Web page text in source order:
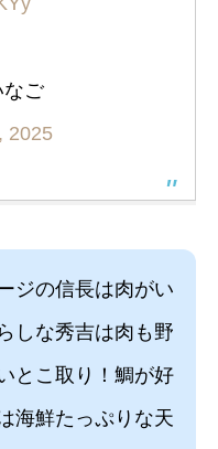
ご
2025
ジの信長は肉がい
しな秀吉は肉も野
とこ取り！鯛が好
海鮮たっぷりな天